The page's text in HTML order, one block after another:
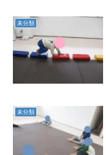
未分類
未分類